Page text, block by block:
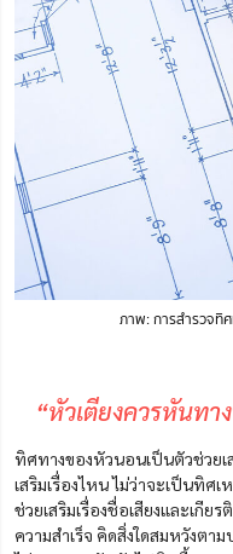
ภาพ: การสำรวจทิ
“หัวเตียงควรหันท
ทิศทางของหัวนอนเป็นตัวช่วยเ
เสริมเรื่องไหน ไม่ว่าจะเป็นทิศเ
ช่วยเสริมเรื่องชื่อเสียงและเกี
ความสำเร็จ คิดสิ่งใดสมหวังต